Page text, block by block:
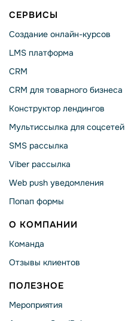
СЕРВИСЫ
Создание онлайн-курсов
LMS платформа
CRM
CRM для товарного бизнеса
Конструктор лендингов
Мультиссылка для соцсетей
SMS рассылка
Viber рассылка
Web push уведомления
Попап формы
О КОМПАНИИ
Команда
Отзывы клиентов
ПОЛЕЗНОЕ
Мероприятия